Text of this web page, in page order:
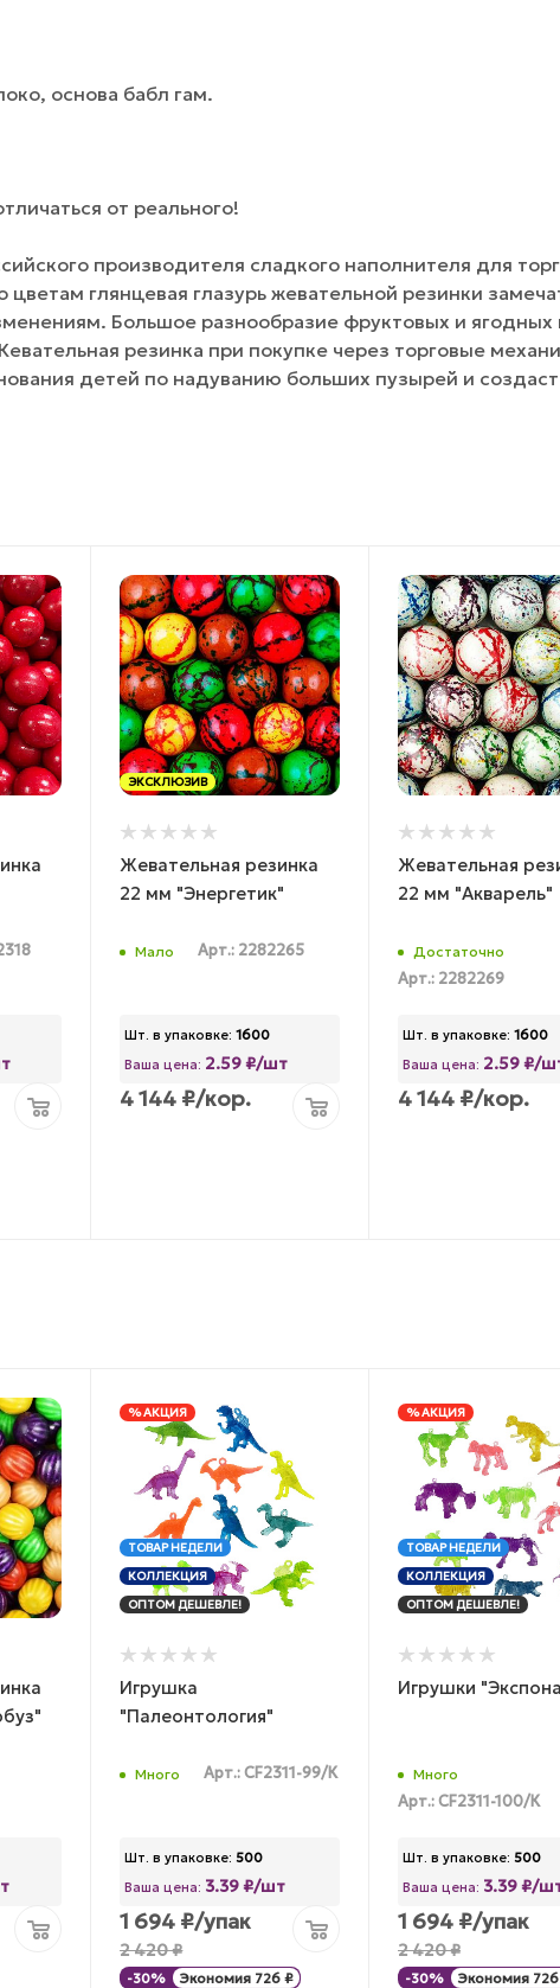
основа бабл гам.
от реального!
производителя сладкого наполнителя для
глянцевая глазурь жевательной резинки
Большое разнообразие фруктовых и ягодных
резинка при покупке через торговые
детей по надуванию больших пузырей и создаст
ЭКСКЛЮЗИВ
Жевательная резинка
22 мм "Энергетик"
Мало Арт.: 2282265
Шт. в упаковке: 1600
Ваша цена: 2.59 ₽/шт
4 144 ₽/кор.
Жевательная
22 мм "Акварель"
Достаточно
Арт.: 2282269
Шт. в упаковке: 1600
Ваша цена: 2.59 ₽/
4 144 ₽/кор.
% АКЦИЯ
ТОВАР НЕДЕЛИ
КОЛЛЕКЦИЯ
ОПТОМ ДЕШЕВЛЕ!
Игрушка
"Палеонтология"
Много Арт.: CF2311-99/К
Шт. в упаковке: 500
Ваша цена: 3.39 ₽/шт
1 694 ₽/упак
2 420₽
-30% Экономия 726 ₽
% АКЦИЯ
ТОВАР НЕДЕЛИ
КОЛЛЕКЦИЯ
ОПТОМ ДЕШЕВЛЕ!
Игрушки
Много
Арт.: CF2311-100/К
Шт. в упаковке: 500
Ваша цена: 3.39 ₽/
1 694 ₽/упак
2 420₽
-30% Экономия 726